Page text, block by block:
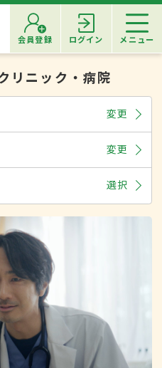
会員登録 ログイン メニュー
リニック・病院
変更
変更
選択